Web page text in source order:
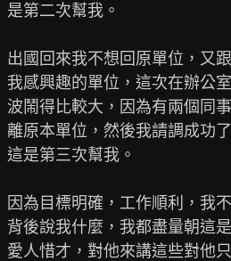
是第二次幫我。
出國回來我不想回原單位，又
我感興趣的單位，這次在辦公
波鬧得比較大，因為有兩個同
離原本單位，然後我請調成功
這是第三次幫我。
因為目標明確，工作順利，我
背後說我什麼，我都盡量朝這
愛人惜才，對他來講這些對他